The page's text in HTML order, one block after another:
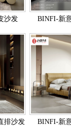
沙发 BINFI-新
排沙发 BINFI-新